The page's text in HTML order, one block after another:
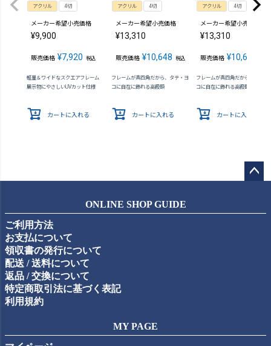
アクリル 4切
メーカー希望小売価格
¥9,900
販売価格 ¥7,920 税込
軽量＆ワイドなスクエアフレーム
展示物にやさしいUVカット仕様
カートに入れる
アクリル 4切
メーカー希望小売価格
¥13,310
販売価格 ¥10,648 税込
フレームが真四角だから、タテ・ヨ
コに自在に飾れる高級額
カートに入れる
アクリル 4切
メーカー希望小売価格
¥13,310
販売価格 ¥10,648
フレームが真四角だから、タテ・
コに自在に飾れる高級額
カートに入れる
ップ
ONLINE SHOP GUIDE
ご利用方法
お支払について
領収書の発行について
配送 / 送料について
返品 / 交換について
特定商取引法に基づく表記
利用規約
MY PAGE